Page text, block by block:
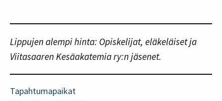
Lippujen alempi hinta: Opiskelijat, eläkeläiset ja
Viitasaaren Kesäakatemia ry:n jäsenet.
Tapahtumapaikat